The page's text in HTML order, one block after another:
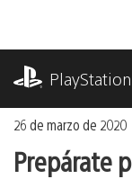
contenido
PlayStation
26 de marzo de 2020
Prepárate